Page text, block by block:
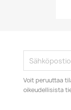
Voit peruuttaa
oikeudellisista